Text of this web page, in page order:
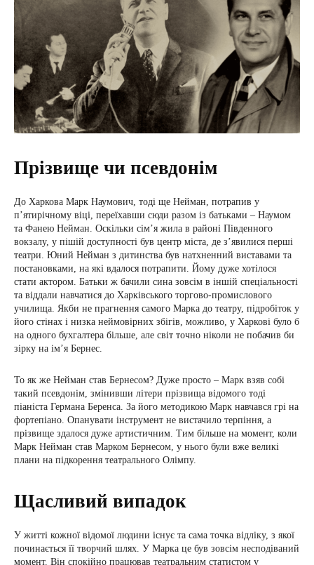
Прізвище чи псевдонім
До Харкова Марк Наумович, тоді ще Нейман, потрапив у
п’ятирічному віці, переїхавши сюди разом із батьками – Наумом
та Фанею Нейман. Оскільки сім’я жила в районі Південного
вокзалу, у пішій доступності був центр міста, де з’явилися перші
театри. Юний Нейман з дитинства був натхненний виставами та
постановками, на які вдалося потрапити. Йому дуже хотілося
стати актором. Батьки ж бачили сина зовсім в іншій спеціальності
та віддали навчатися до Харківського торгово-промислового
училища. Якби не прагнення самого Марка до театру, підробіток у
його стінах і низка неймовірних збігів, можливо, у Харкові було б
на одного бухгалтера більше, але світ точно ніколи не побачив би
зірку на ім’я Бернес.
То як же Нейман став Бернесом? Дуже просто – Марк взяв собі
такий псевдонім, змінивши літери прізвища відомого тоді
піаніста Германа Беренса. За його методикою Марк навчався грі на
фортепіано. Опанувати інструмент не вистачило терпіння, а
прізвище здалося дуже артистичним. Тим більше на момент, коли
Марк Нейман став Марком Бернесом, у нього були вже великі
плани на підкорення театрального Олімпу.
Щасливий випадок
У житті кожної відомої людини існує та сама точка відліку, з якої
починається її творчий шлях. У Марка це був зовсім несподіваний
момент. Він спокійно працював театральним статистом у